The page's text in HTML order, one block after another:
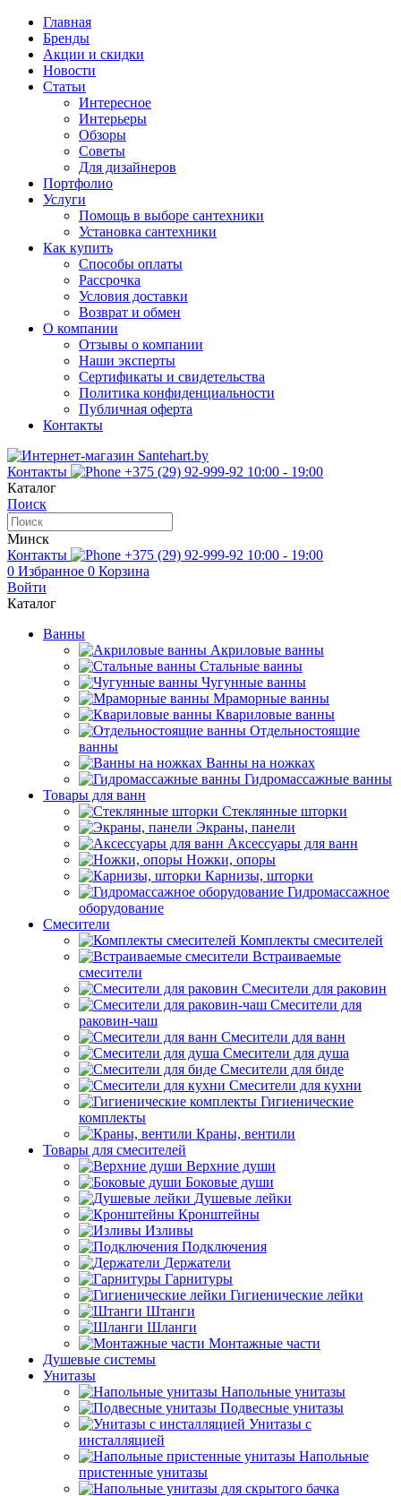
Главная
Бренды
Акции и скидки
Новости
Статьи
Интересное
Интерьеры
Обзоры
Советы
Для дизайнеров
Портфолио
Услуги
Помощь в выборе сантехники
Установка сантехники
Как купить
Способы оплаты
Рассрочка
Условия доставки
Возврат и обмен
О компании
Отзывы о компании
Наши эксперты
Сертификаты и свидетельства
Политика конфиденциальности
Публичная оферта
Контакты
Контакты +375 (29) 92-999-92 10:00 - 19:00
Каталог
Поиск
Минск
Контакты
+375 (29) 92-999-92 10:00 - 19:00
0 Избранное 0 Корзина
Войти
Каталог
Ванны
Акриловые ванны
Стальные ванны
Чугунные ванны
Мраморные ванны
Квариловые ванны
Отдельностоящие
ванны
Ванны на ножках
Гидромассажные ванны
Товары для ванн
Стеклянные шторки
Экраны, панели
Аксессуары для ванн
Ножки, опоры
Карнизы, шторки
Гидромассажное
оборудование
Смесители
Комплекты смесителей
Встраиваемые
смесители
Смесители для раковин
Смесители для
раковин-чаш
Смесители для ванн
Смесители для душа
Смесители для биде
Смесители для кухни
Гигиенические
комплекты
Краны, вентили
Товары для смесителей
Верхние души
Боковые души
Душевые лейки
Кронштейны
Изливы
Подключения
Держатели
Гарнитуры
Гигиенические лейки
Штанги
Шланги
Монтажные части
Душевые системы
Унитазы
Напольные унитазы
Подвесные унитазы
Унитазы с
инсталляцией
Напольные
пристенные унитазы